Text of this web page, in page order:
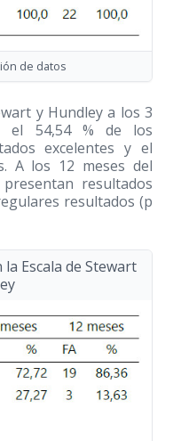
de datos
y Hundley a los 3
el 54,54 % de los
excelentes y el
A los 12 meses del
resultados
resultados (p
Escala de Stewart